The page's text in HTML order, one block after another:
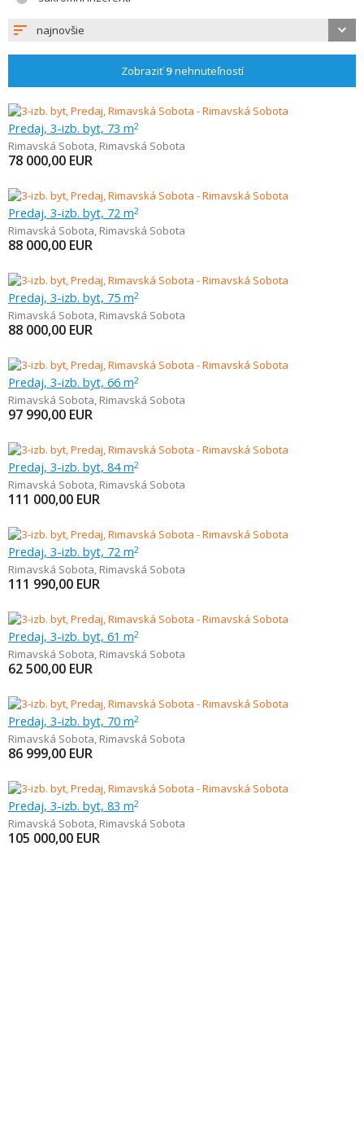
najnovšie
Zobraziť9nehnuteľností
Predaj, 3-izb. byt, 73 m2
Rimavská Sobota, Rimavská Sobota
78 000,00 EUR
Predaj, 3-izb. byt, 72 m2
Rimavská Sobota, Rimavská Sobota
88 000,00 EUR
Predaj, 3-izb. byt, 75 m2
Rimavská Sobota, Rimavská Sobota
88 000,00 EUR
Predaj, 3-izb. byt, 66 m2
Rimavská Sobota, Rimavská Sobota
97 990,00 EUR
Predaj, 3-izb. byt, 84 m2
Rimavská Sobota, Rimavská Sobota
111 000,00 EUR
Predaj, 3-izb. byt, 72 m2
Rimavská Sobota, Rimavská Sobota
111 990,00 EUR
Predaj, 3-izb. byt, 61 m2
Rimavská Sobota, Rimavská Sobota
62 500,00 EUR
Predaj, 3-izb. byt, 70 m2
Rimavská Sobota, Rimavská Sobota
86 999,00 EUR
Predaj, 3-izb. byt, 83 m2
Rimavská Sobota, Rimavská Sobota
105 000,00 EUR